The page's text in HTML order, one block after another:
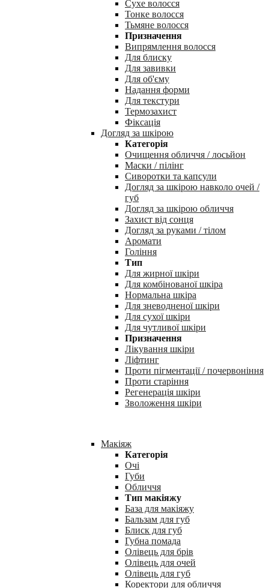
Сухе волосся
Тонке волосся
Тьмяне волосся
Призначення
Випрямлення волосся
Для блиску
Для завивки
Для об'єму
Надання форми
Для текстури
Термозахист
Фіксація
Догляд за шкірою
Категорія
Очищення обличчя / лосьйон
Маски / пілінг
Сиворотки та капсули
Догляд за шкірою навколо очей /
губ
Догляд за шкірою обличчя
Захист від сонця
Догляд за руками / тілом
Аромати
Гоління
Тип
Для жирної шкіри
Для комбінованої шкіра
Нормальна шкіра
Для зневодненої шкіри
Для сухої шкіри
Для чутливої шкіри
Призначення
Лікування шкіри
Ліфтинг
Проти пігментації / почервоніння
Проти старіння
Регенерація шкіри
Зволоження шкіри
Макіяж
Категорія
Очі
Губи
Обличчя
Тип макіяжу
База для макіяжу
Бальзам для губ
Блиск для губ
Губна помада
Олівець для брів
Олівець для очей
Олівець для губ
Коректори для обличчя